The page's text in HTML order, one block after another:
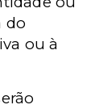
do
ou à